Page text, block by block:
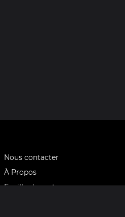
Nous contacter
À Propos
Feuille de route